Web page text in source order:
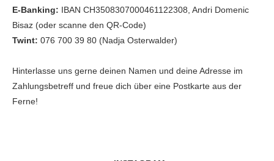
E-Banking: IBAN CH3508307000461122308, Andri Domenic
Bisaz (oder scanne den QR-Code)
Twint: 076 700 39 80 (Nadja Osterwalder)
Hinterlasse uns gerne deinen Namen und deine Adresse im
Zahlungsbetreff und freue dich über eine Postkarte aus der
Ferne!